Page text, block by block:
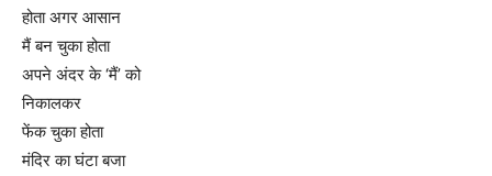
होता अगर आसान
मैं बन चुका होता
अपने अंदर के ‘मैं’ को
निकालकर
फेंक चुका होता
मंदिर का घंटा बजा